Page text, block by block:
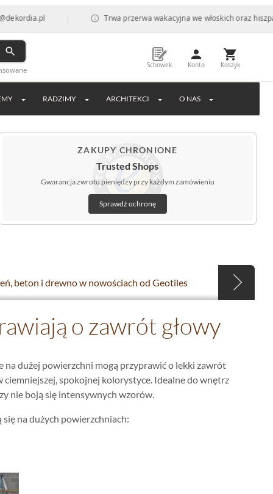
| Trwa przerwa wakacyjna we włoskich oraz
Schowek Konto Koszyk
RADZIMY ARCHITEKCI O NAS
ZAKUPY CHRONIONE
Trusted Shops
Gwarancja zwrotu pieniędzy przy każdym zamówieniu
Sprawdź ochronę
beton i drewno w nowościach od Geotiles
o zawrót głowy
na dużej powierzchni mogą przyprawić o lekki zawrót
spokojnej kolorystyce. Idealne do wnętrz
nie boją się intensywnych wzorów.
na dużych powierzchniach: